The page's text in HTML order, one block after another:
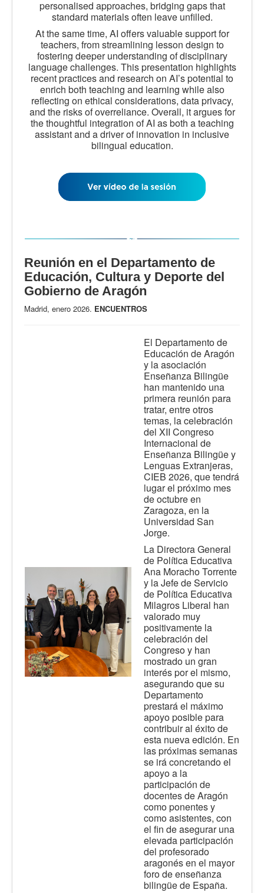
personalised approaches, bridging gaps that
standard materials often leave unfilled.
At the same time, AI offers valuable support for
teachers, from streamlining lesson design to
fostering deeper understanding of disciplinary
language challenges. This presentation highlights
recent practices and research on AI’s potential to
enrich both teaching and learning while also
reflecting on ethical considerations, data privacy,
and the risks of overreliance. Overall, it argues for
the thoughtful integration of AI as both a teaching
assistant and a driver of innovation in inclusive
bilingual education.
Reunión en el Departamento de
Educación, Cultura y Deporte del
Gobierno de Aragón
Madrid, enero 2026. ENCUENTROS
El Departamento de
Educación de Aragón
y la asociación
Enseñanza Bilingüe
han mantenido una
primera reunión para
tratar, entre otros
temas, la celebración
del XII Congreso
Internacional de
Enseñanza Bilingüe y
Lenguas Extranjeras,
CIEB 2026, que tendrá
lugar el próximo mes
de octubre en
Zaragoza, en la
Universidad San
Jorge.
La Directora General
de Política Educativa
Ana Moracho Torrente
y la Jefe de Servicio
de Política Educativa
Milagros Liberal han
valorado muy
positivamente la
celebración del
Congreso y han
mostrado un gran
interés por el mismo,
asegurando que su
Departamento
prestará el máximo
apoyo posible para
contribuir al éxito de
esta nueva edición. En
las próximas semanas
se irá concretando el
apoyo a la
participación de
docentes de Aragón
como ponentes y
como asistentes, con
el fin de asegurar una
elevada participación
del profesorado
aragonés en el mayor
foro de enseñanza
bilingüe de España.